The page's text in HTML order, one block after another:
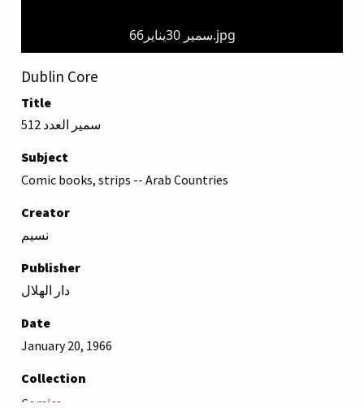
سمير 30يناير66.jpg
Dublin Core
Title
سمير العدد 512
Subject
Comic books, strips -- Arab Countries
Creator
نسيم
Publisher
دار الهلال
Date
January 20, 1966
Collection
Comics